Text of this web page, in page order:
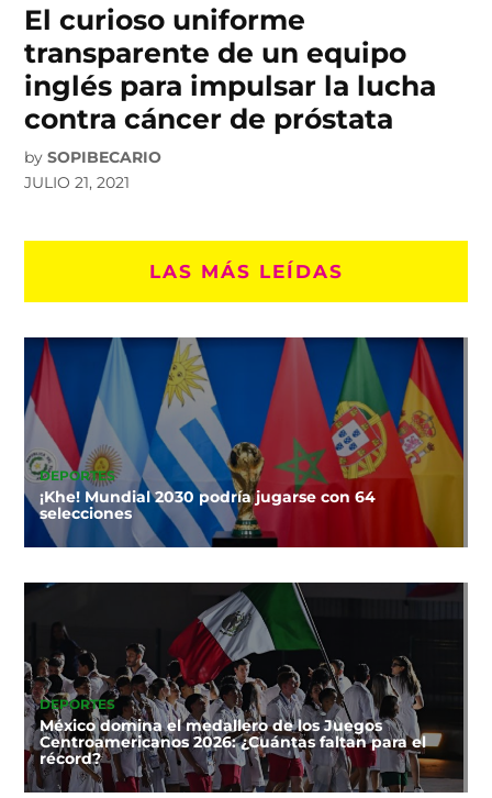
El curioso uniforme
transparente de un equipo
inglés para impulsar la lucha
contra cáncer de próstata
by SOPIBECARIO
JULIO 21, 2021
LAS MÁS LEÍDAS
DEPORTES
¡Khe! Mundial 2030 podría jugarse con 64
selecciones
DEPORTES
México domina el medallero de los Juegos
Centroamericanos 2026: ¿Cuántas faltan para el
récord?